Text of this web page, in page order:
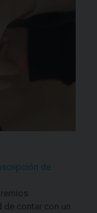
de
contar con un